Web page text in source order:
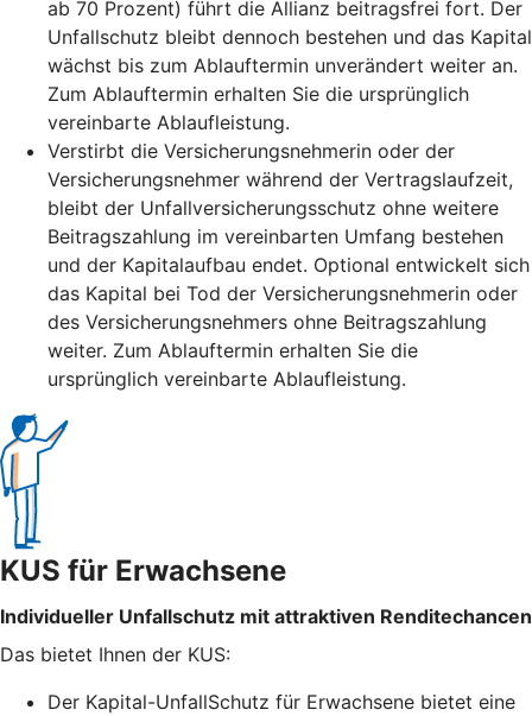
ab 70 Prozent) führt die Allianz beitragsfrei fort. Der
Unfallschutz bleibt dennoch bestehen und das Kapital
wächst bis zum Ablauftermin unverändert weiter an.
Zum Ablauftermin erhalten Sie die ursprünglich
vereinbarte Ablaufleistung.
Verstirbt die Versicherungsnehmerin oder der
Versicherungsnehmer während der Vertragslaufzeit,
bleibt der Unfallversicherungsschutz ohne weitere
Beitragszahlung im vereinbarten Umfang bestehen
und der Kapitalaufbau endet. Optional entwickelt sich
das Kapital bei Tod der Versicherungsnehmerin oder
des Versicherungsnehmers ohne Beitragszahlung
weiter. Zum Ablauftermin erhalten Sie die
ursprünglich vereinbarte Ablaufleistung.
KUS für Erwachsene
Individueller Unfallschutz mit attraktiven Renditechancen
Das bietet Ihnen der KUS:
Der Kapital-UnfallSchutz für Erwachsene bietet eine